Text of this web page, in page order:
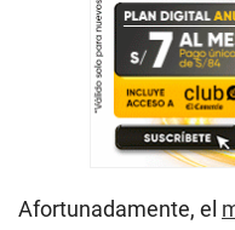
Afortunadamente, el